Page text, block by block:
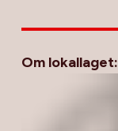
Om lokallaget: